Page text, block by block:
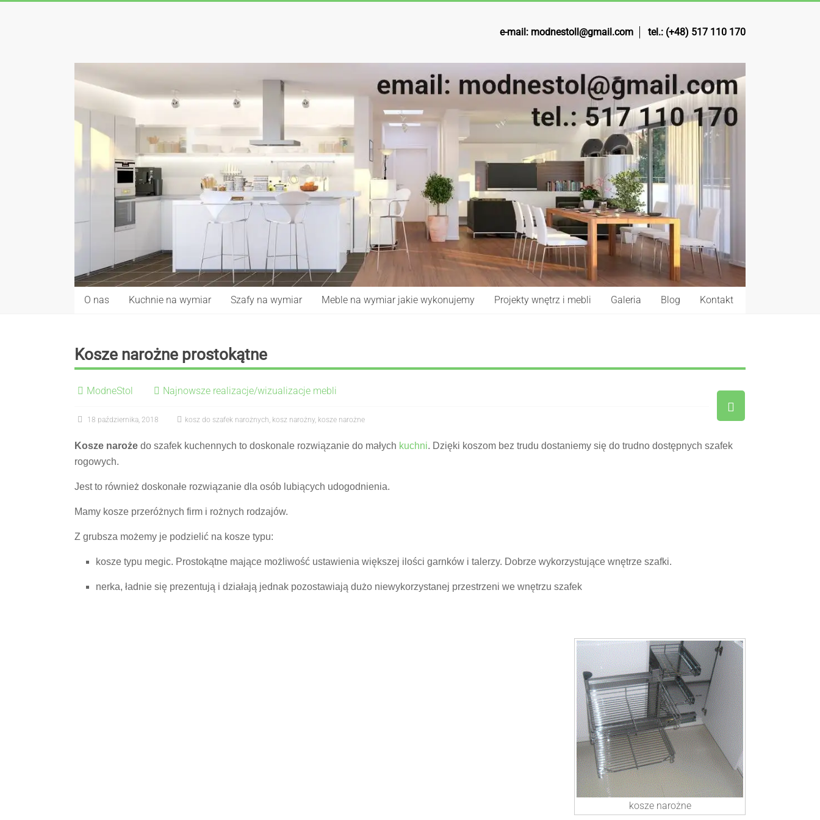
e-mail: modnestoll@gmail.com tel.: (+48) 517 110 170
O nas Kuchnie na wymiar Szafy na wymiar Meble na wymiar jakie wykonujemy Projekty wnętrz i mebli Galeria Blog Kontakt
Kosze narożne prostokątne
ModneStol Najnowsze realizacje/wizualizacje mebli
18 października, 2018 kosz do szafek narożnych kosz narożny, kosze narożne
Kosze naroże do szafek kuchennych to doskonale rozwiązanie do małych kuchni. Dzięki koszom bez trudu dostaniemy się do trudno dostępnych szafek
rogowych.
Jest to również doskonałe rozwiązanie dla osób lubiących udogodnienia.
Mamy kosze przeróżnych firm i rożnych rodzajów.
Z grubsza możemy je podzielić na kosze typu:
kosze typu megic. Prostokątne mające możliwość ustawienia większej ilości garnków i talerzy. Dobrze wykorzystujące wnętrze szafki.
nerka, ładnie się prezentują i działają jednak pozostawiają dużo niewykorzystanej przestrzeni we wnętrzu szafek
kosze narożne